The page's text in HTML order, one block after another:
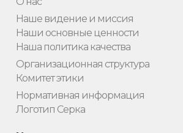
Наше видение и миссия
Наши основные ценности
Наша политика качества
Организационная структура
Комитет этики
Нормативная информация
Логотип Серка